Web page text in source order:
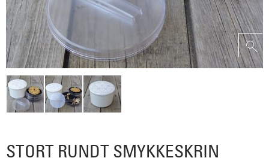
STORT RUNDT SMYKKESKRIN